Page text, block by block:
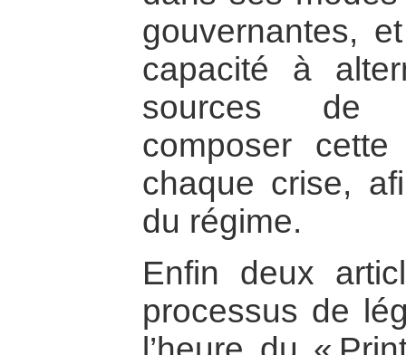
gouvernantes,
capacité à
sources de
composer
chaque crise,
du régime.
Enfin deux
processus de